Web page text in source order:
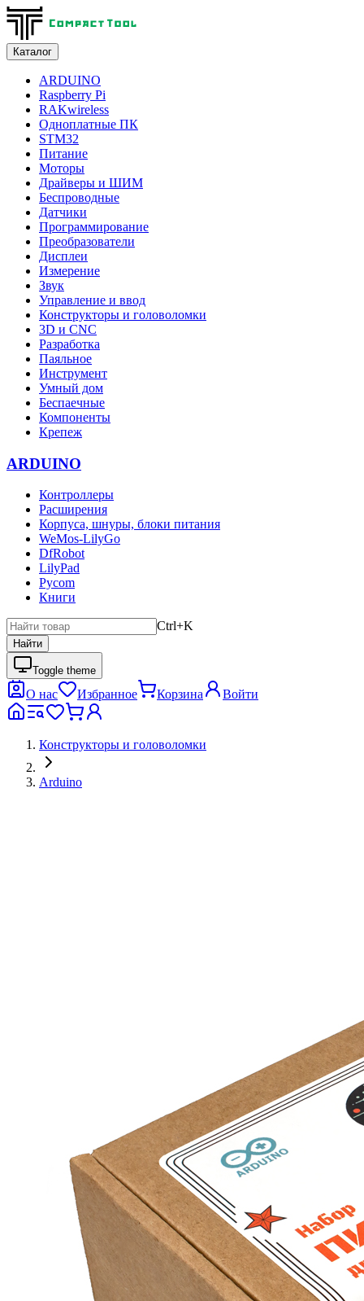
Каталог
ARDUINO
Raspberry Pi
RAKwireless
Одноплатные ПК
STM32
Питание
Моторы
Драйверы и ШИМ
Беспроводные
Датчики
Программирование
Преобразователи
Дисплеи
Измерение
Звук
Управление и ввод
Конструкторы и головоломки
3D и CNC
Разработка
Паяльное
Инструмент
Умный дом
Беспаечные
Компоненты
Крепеж
ARDUINO
Контроллеры
Расширения
Корпуса, шнуры, блоки питания
WeMos-LilyGo
DfRobot
LilyPad
Pycom
Книги
Ctrl+K
Найти
Toggle theme
О нас Избранное Корзина Войти
Конструкторы и головоломки
Arduino